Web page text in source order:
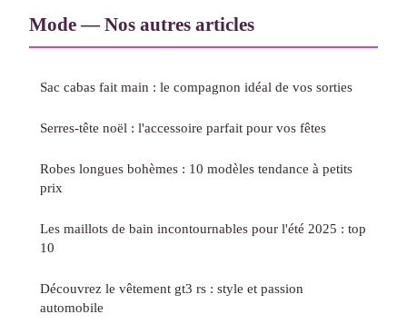
Mode — Nos autres articles
Sac cabas fait main : le compagnon idéal de vos sorties
Serres-tête noël : l'accessoire parfait pour vos fêtes
Robes longues bohèmes : 10 modèles tendance à petits
prix
Les maillots de bain incontournables pour l'été 2025 : top
10
Découvrez le vêtement gt3 rs : style et passion
automobile